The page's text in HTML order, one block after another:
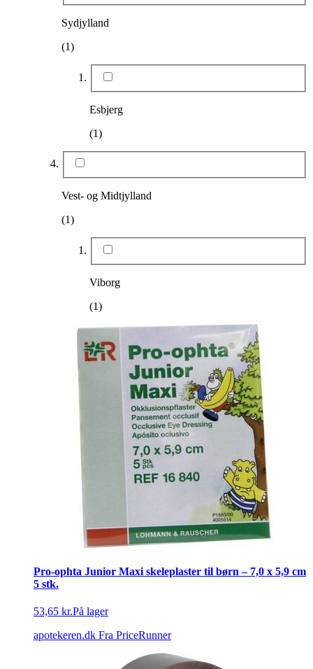
Sydjylland
(1)
Esbjerg
(1)
Vest- og Midtjylland
(1)
Viborg
(1)
Pro-ophta Junior Maxi skeleplaster til børn – 7,0 x 5,9 cm
5 stk.
53,65 kr.På lager
apotekeren.dk Fra PriceRunner